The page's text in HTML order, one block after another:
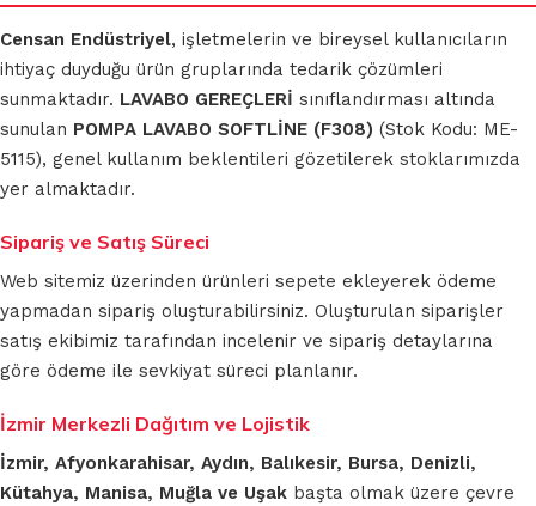
Censan Endüstriyel, işletmelerin ve bireysel kullanıcıların
ihtiyaç duyduğu ürün gruplarında tedarik çözümleri
sunmaktadır. LAVABO GEREÇLERİ sınıflandırması altında
sunulan POMPA LAVABO SOFTLİNE (F308) (Stok Kodu: ME-
5115), genel kullanım beklentileri gözetilerek stoklarımızda
yer almaktadır.
Sipariş ve Satış Süreci
Web sitemiz üzerinden ürünleri sepete ekleyerek ödeme
yapmadan sipariş oluşturabilirsiniz. Oluşturulan siparişler
satış ekibimiz tarafından incelenir ve sipariş detaylarına
göre ödeme ile sevkiyat süreci planlanır.
İzmir Merkezli Dağıtım ve Lojistik
İzmir, Afyonkarahisar, Aydın, Balıkesir, Bursa, Denizli,
Kütahya, Manisa, Muğla ve Uşak başta olmak üzere çevre